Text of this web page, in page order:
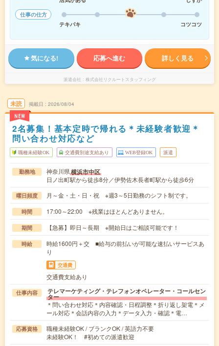
仕事の仕方
テキパキ
コツコツ
気になる! 応募へ進む 詳しく見る
派遣会社 株式会社リクルートスタッフィング
未読
NEW
掲載日 2026/08/04
2名募集！基本定時で帰れる＊未経験者歓迎＊
問い合わせ対応など
職種未経験OK 交通費別途支給あり WEB登録OK 派遣
勤務地 神奈川県横浜市中区
日ノ出町駅から徒歩8分／伊勢佐木長者町駅から徒歩6分
曜日頻度 月～金・土・日・祝 ※週3～5日勤務のシフト制です。
時間 17:00～22:00 ※残業はほとんどありません。
期間 【急募】即日～長期 ※開始日はご相談可能です！
時給
時給1600円＋交 ■給与の前払いが可能な速払いサービスあ
り
交通費
交通費支給あり
仕事内容 テレマーケティング・テレフォンオペレーター・コールセン
ター
＊問い合わせ対応＊内容確認・日程調整＊折り返し架電＊メ
ール対応＊会話内容の入力＊データ入力・確認＊電…
応募資格
職種未経験OK / ブランクOK / 英語力不要
未経験OK！ #初めての派遣歓迎